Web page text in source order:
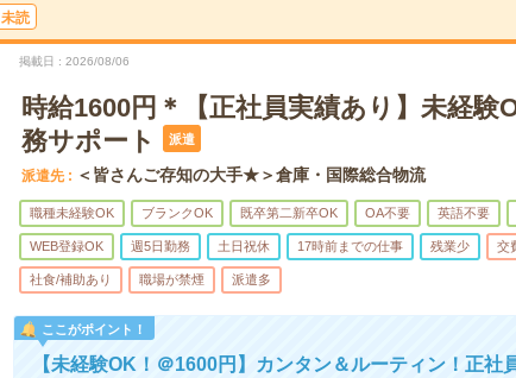
未読
掲載日 2026/08/06
時給1600円＊【正社員実績あり】未経験
務サポート
派遣
派遣先 ＜皆さんご存知の大手★＞倉庫・国際総合物流
職種未経験OK ブランクOK 既卒第二新卒OK OA不要 英語不要
WEB登録OK 週5日勤務 土日祝休 17時前までの仕事 残業少 交
社食/補助あり 職場が禁煙 派遣多
ここがポイント！
【未経験OK！＠1600円】カンタン＆ルーティン！正社